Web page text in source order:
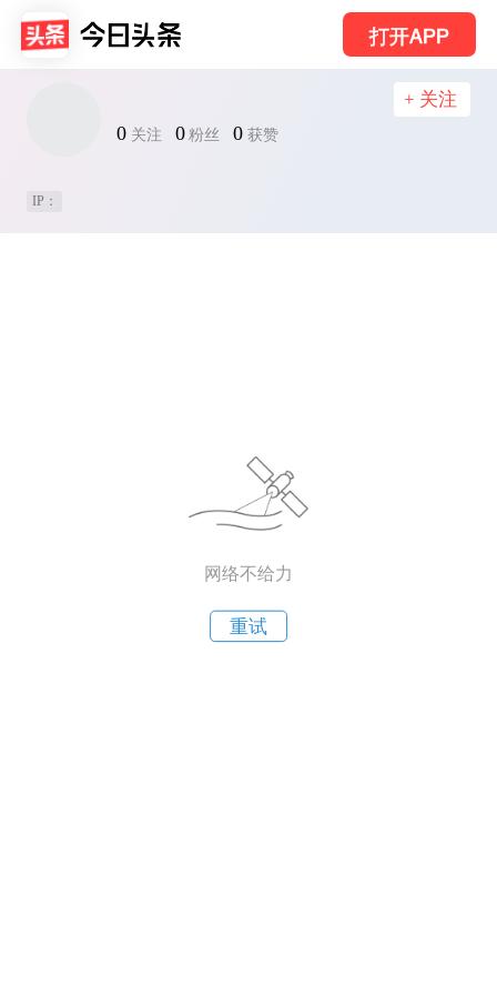
打开APP
0 关注 0 粉丝 0 获赞
+ 关注
IP：
网络不给力
重试